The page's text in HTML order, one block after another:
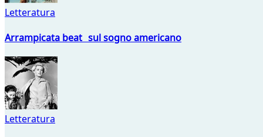
Letteratura
Arrampicata beat sul sogno americano
Letteratura